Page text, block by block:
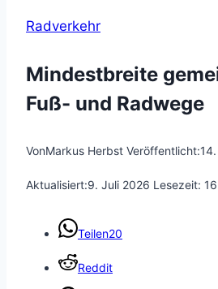
Radverkehr
Mindestbreite
Fuß- und Radwege
VonMarkus Herbst Veröffentlicht:
Aktualisiert:9. Juli 2026 Lesezeit: 16
Teilen20
Reddit